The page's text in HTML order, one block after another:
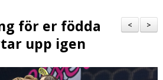
>
<
för er födda
upp igen